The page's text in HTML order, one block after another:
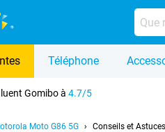
Téléphone
Gomibo à4.7/5
Moto G86 5G Conseils et Astuces